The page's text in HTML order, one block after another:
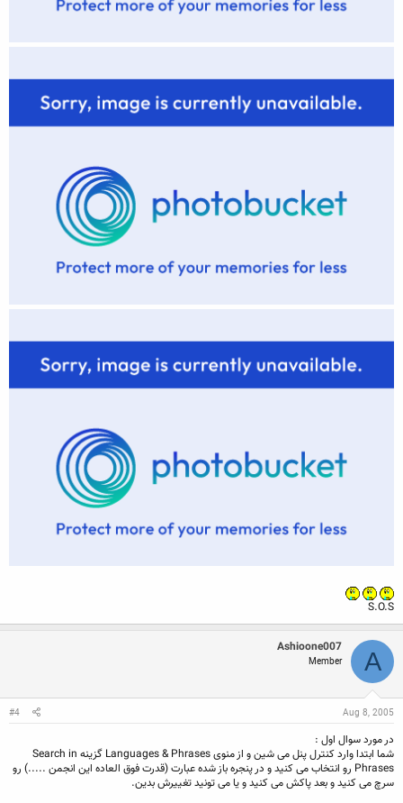
S.O.S
A
Ashioone007
Member
Aug 8, 2005
#4
در مورد سوال اول :
شما ابتدا وارد کنترل پنل می شین و از منوی Languages & Phrases گزینه Search in
Phrases رو انتخاب می کنید و در پنجره باز شده عبارت (قدرت فوق العاده این انجمن .....) رو
سرچ می کنید و بعد پاکش می کنید و یا می تونید تغییرش بدین.